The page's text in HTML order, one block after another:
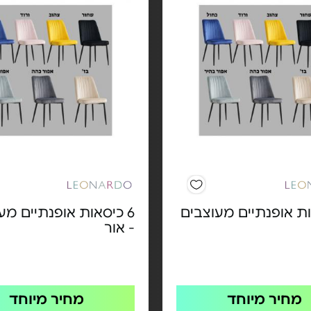
אופנתיים מעוצבים
מחיר מיוחד
6 כיסאות אופנתיים
- אור
מחיר מיוחד